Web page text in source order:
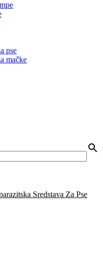
pse
mačke
Sredstava Za Pse